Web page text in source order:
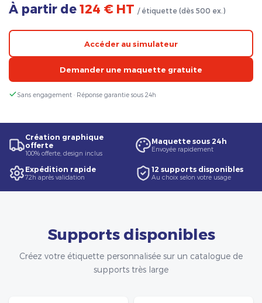
À partir de 124 € HT / étiquette (dès 500 ex.)
Accéder au simulateur
Demander une maquette gratuite
Sans engagement · Réponse garantie sous 24h
Création graphique
offerte
100% offerte, design inclus
Maquette sous 24h
Envoyée rapidement
Expédition rapide
72h après validation
12 supports disponibles
Au choix selon votre usage
Supports disponibles
Créez votre étiquette personnalisée sur un catalogue de
supports très large